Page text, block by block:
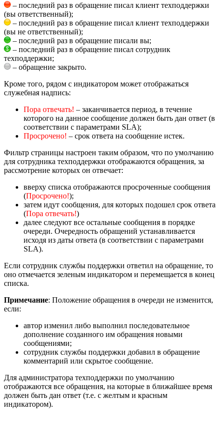
– последний раз в обращение писал клиент техподдержки
(вы ответственный);
– последний раз в обращение писал клиент техподдержки
(вы не ответственный);
– последний раз в обращение писали вы;
– последний раз в обращение писал сотрудник
техподдержки;
– обращение закрыто.
Кроме того, рядом с индикатором может отображаться
служебная надпись:
Пора отвечать! – заканчивается период, в течение
которого на данное сообщение должен быть дан ответ (в
соответствии с параметрами SLA);
Просрочено! – срок ответа на сообщение истек.
Фильтр страницы настроен таким образом, что по умолчанию
для сотрудника техподдержки отображаются обращения, за
рассмотрение которых он отвечает:
вверху списка отображаются просроченные сообщения
(Просрочено!);
затем идут сообщения, для которых подошел срок ответа
(Пора отвечать!)
далее следуют все остальные сообщения в порядке
очереди. Очередность обращений устанавливается
исходя из даты ответа (в соответствии с параметрами
SLA).
Если сотрудник службы поддержки ответил на обращение, то
оно отмечается зеленым индикатором и перемещается в конец
списка.
Примечание: Положение обращения в очереди не изменится,
если:
автор изменил либо выполнил последовательное
дополнение созданного им обращения новыми
сообщениями;
сотрудник службы поддержки добавил в обращение
комментарий или скрытое сообщение.
Для администратора техподдержки по умолчанию
отображаются все обращения, на которые в ближайшее время
должен быть дан ответ (т.е. с желтым и красным
индикатором).